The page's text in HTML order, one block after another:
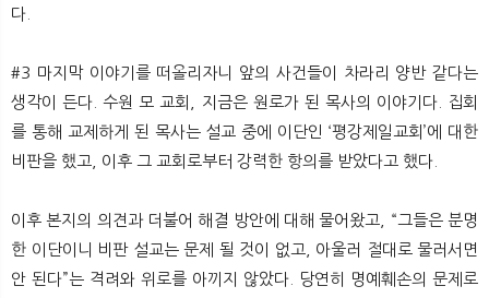
다.
#3 마지막 이야기를 떠올리자니 앞의 사건들이 차라리 양반 같다는
생각이 든다. 수원 모 교회, 지금은 원로가 된 목사의 이야기다. 집회
를 통해 교제하게 된 목사는 설교 중에 이단인 ‘평강제일교회’에 대한
비판을 했고, 이후 그 교회로부터 강력한 항의를 받았다고 했다.
이후 본지의 의견과 더불어 해결 방안에 대해 물어왔고, “그들은 분명
한 이단이니 비판 설교는 문제 될 것이 없고, 아울러 절대로 물러서면
안 된다”는 격려와 위로를 아끼지 않았다. 당연히 명예훼손의 문제로